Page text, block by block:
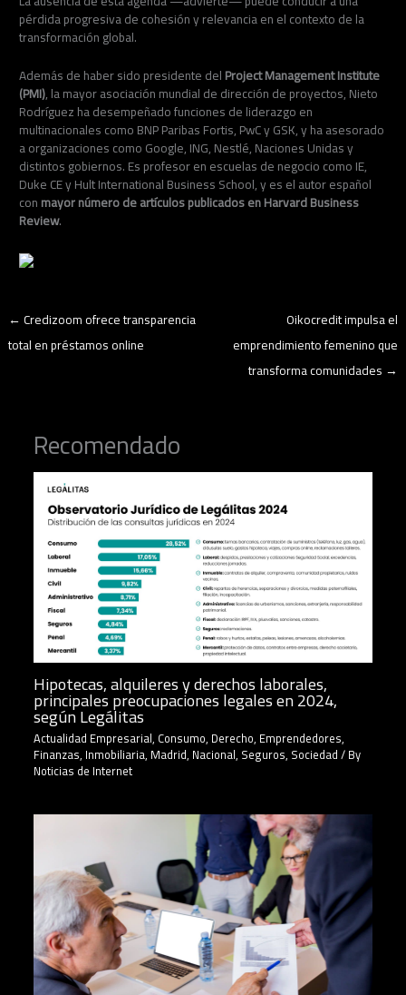
pérdida progresiva de cohesión y relevancia en el contexto de la
transformación global.
Además de haber sido presidente delProject Management Institute
(PMI), la mayor asociación mundial de dirección de proyectos, Nieto
Rodríguez ha desempeñado funciones de liderazgo en
multinacionales como BNP Paribas Fortis, PwC y GSK, y ha asesorado
a organizaciones como Google, ING, Nestlé, Naciones Unidas y
distintos gobiernos. Es profesor en escuelas de negocio como IE,
Duke CE y Hult International Business School, y es el autor español
conmayor número de artículos publicados en Harvard Business
Review.
←Credizoom ofrece transparencia
total en préstamos online
Oikocredit impulsa el
emprendimiento femenino que
transforma comunidades →
Recomendado
Hipotecas, alquileres y derechos laborales,
principales preocupaciones legales en 2024,
según Legálitas
Actualidad Empresarial, Consumo, Derecho, Emprendedores,
Finanzas, Inmobiliaria, Madrid, Nacional, Seguros, Sociedad/ By
Noticias de Internet